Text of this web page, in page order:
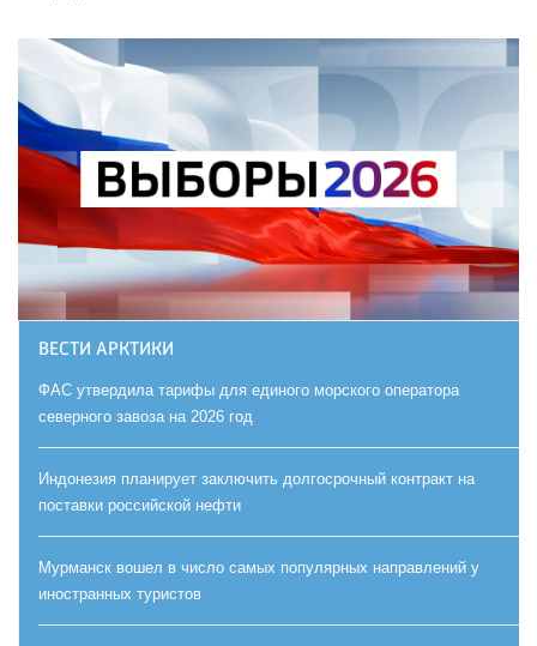
ВЕСТИ АРКТИКИ
ФАС утвердила тарифы для единого морского оператора
северного завоза на 2026 год
Индонезия планирует заключить долгосрочный контракт на
поставки российской нефти
Мурманск вошел в число самых популярных направлений у
иностранных туристов